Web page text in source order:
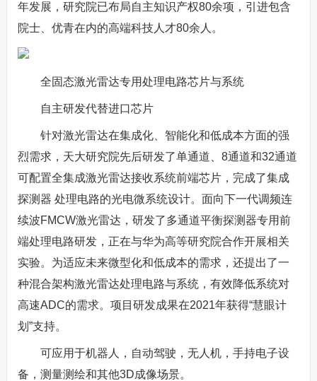
年发展，研究院已布局自主知识产权80余项，引进包含
院士、优青在内的高端科技人才80余人。
全固态激光雷达专用处理电路芯片与系统
自主研发代替进口芯片
针对激光雷达在集成化、智能化和低成本方面的强
烈需求，天大研究院先后研发了单通道、8通道和32通道
可配置全集成激光雷达接收系统前端芯片，完成了集成
探测器 处理电路的光电微系统设计。面向下一代调频连
续波FMCW激光雷达，研发了多通道平衡探测器专用前
端处理电路研发，正在与华为高等研究院合作开展相关
实验。为适应未来微型化和低成本的需求，还提出了一
种混合架构激光雷达处理电路与系统，有效降低系统对
高速ADC的需求。项目研发成果在2021年获得“慧眼计
划”支持。
可应用于机器人，自动驾驶，无人机，手持电子设
备，测量测绘和其他3D成像场景。